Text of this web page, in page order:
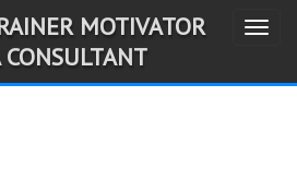
T
g
MOTIVATOR